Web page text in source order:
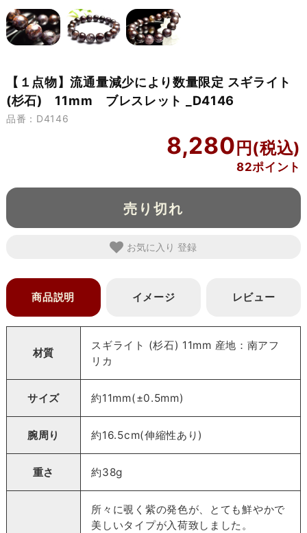
【１点物】流通量減少により数量限定 スギライト
(杉石) 11mm ブレスレット _D4146
品番：D4146
8,280
82ポイント
売り切れ
お気に入り
商品説明 イメージ レビュー
材質
スギライト (杉石) 11mm 産地：南アフ
リカ
サイズ 約11mm(±0.5mm)
腕周り 約16.5cm(伸縮性あり)
重さ 約38g
所々に覗く紫の発色が、とても鮮やかで
美しいタイプが入荷致しました。